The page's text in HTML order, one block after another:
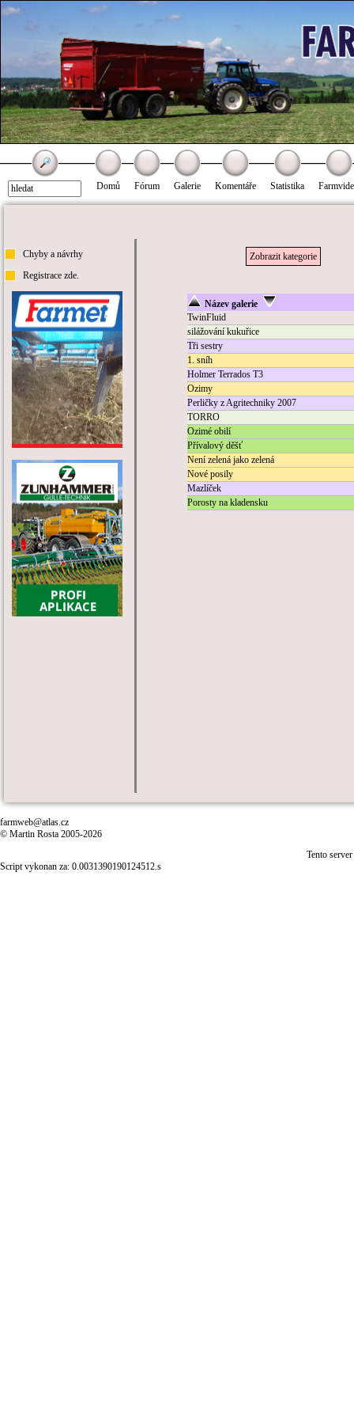
Domů Fórum Galerie Komentáře Statistika
Chyby a návrhy
Registrace zde.
Zobrazit kategorie
Název galerie
TwinFluid
silážování kukuřice
Tři sestry
1. sníh
Holmer Terrados T3
Ozimy
Perličky z Agritechniky 2007
TORRO
Ozimé obilí
Přívalový děšť
Není zelená jako zelená
Nové posily
Mazlíček
Porosty na kladensku
farmweb@atlas.cz
© Martin Rosta 2005-2026
Tento
Script vykonan za: 0.0031390190124512.s